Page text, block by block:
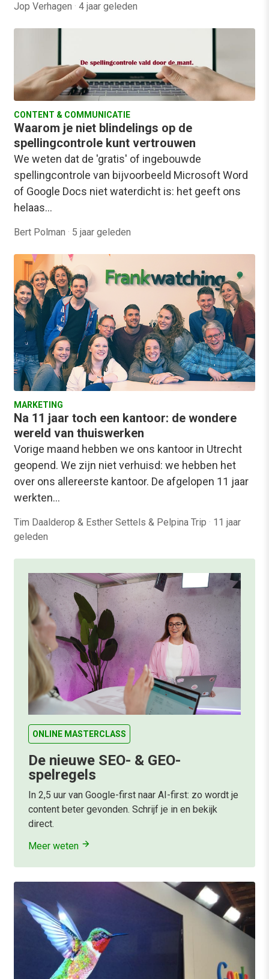
Jop Verhagen · 4 jaar geleden
CONTENT & COMMUNICATIE
Waarom je niet blindelings op de
spellingcontrole kunt vertrouwen
We weten dat de 'gratis' of ingebouwde
spellingcontrole van bijvoorbeeld Microsoft Word
of Google Docs niet waterdicht is: het geeft ons
helaas…
Bert Polman · 5 jaar geleden
MARKETING
Na 11 jaar toch een kantoor: de wondere
wereld van thuiswerken
Vorige maand hebben we ons kantoor in Utrecht
geopend. We zijn niet verhuisd: we hebben het
over ons allereerste kantoor. De afgelopen 11 jaar
werkten…
Tim Daalderop & Esther Settels & Pelpina Trip · 11 jaar
geleden
ONLINE MASTERCLASS
De nieuwe SEO- & GEO-
spelregels
In 2,5 uur van Google-first naar AI-first: zo wordt je
content beter gevonden. Schrijf je in en bekijk
direct.
Meer weten